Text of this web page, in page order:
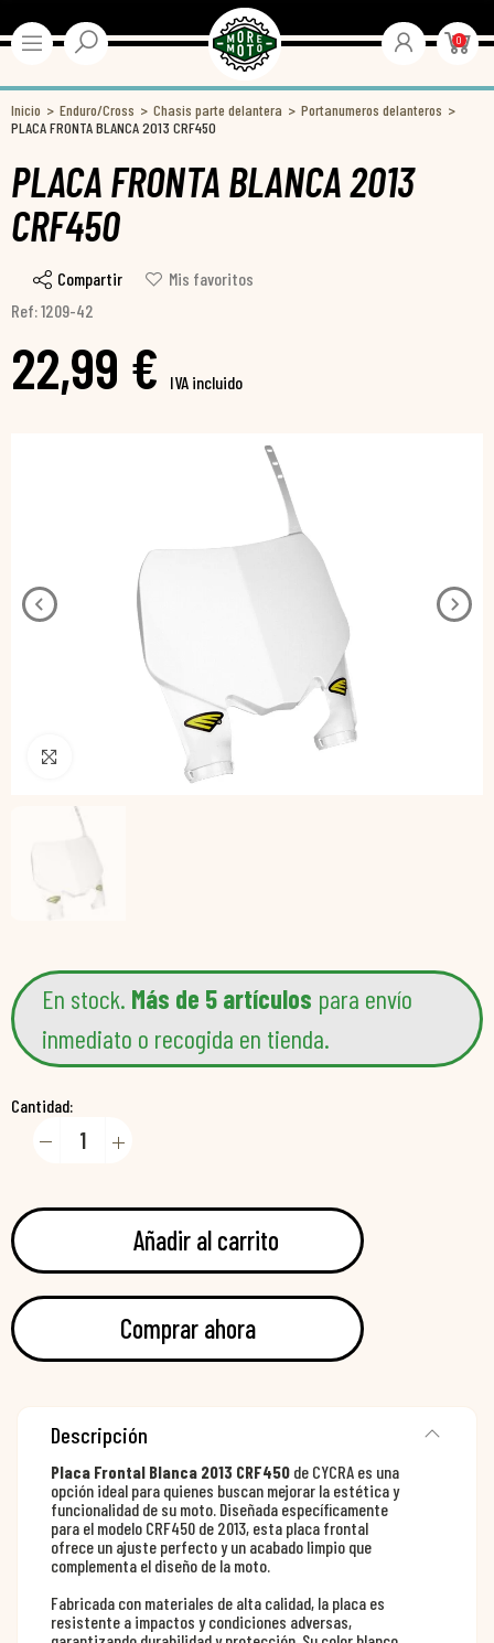
0
Inicio Enduro/Cross Chasis parte delantera
Portanumeros delanteros
PLACA FRONTA BLANCA 2013 CRF450
PLACA FRONTA BLANCA 2013
CRF450
Compartir
Mis favoritos
Ref: 1209-42
22,99 € IVA incluido
Pincha para agrandar
En stock. Más de 5 artículos para envío
inmediato o recogida en tienda.
Cantidad:
Añadir al carrito
Comprar ahora
Descripción
Placa Frontal Blanca 2013 CRF450 de CYCRA es una
opción ideal para quienes buscan mejorar la estética y
funcionalidad de su moto. Diseñada específicamente
para el modelo CRF450 de 2013, esta placa frontal
ofrece un ajuste perfecto y un acabado limpio que
complementa el diseño de la moto.
Fabricada con materiales de alta calidad, la placa es
resistente a impactos y condiciones adversas,